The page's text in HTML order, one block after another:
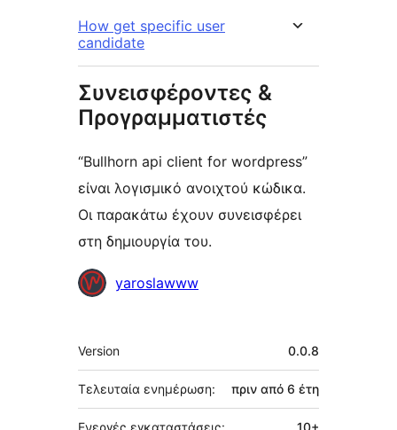
How get specific user
candidate
Συνεισφέροντες &
Προγραμματιστές
“Bullhorn api client for wordpress”
είναι λογισμικό ανοιχτού κώδικα.
Οι παρακάτω έχουν συνεισφέρει
στη δημιουργία του.
Συντελεστές
yaroslawww
Μεταστοιχεία
Version 0.0.8
Τελευταία ενημέρωση: πριν από 6 έτη
Ενεργές εγκαταστάσεις: 10+